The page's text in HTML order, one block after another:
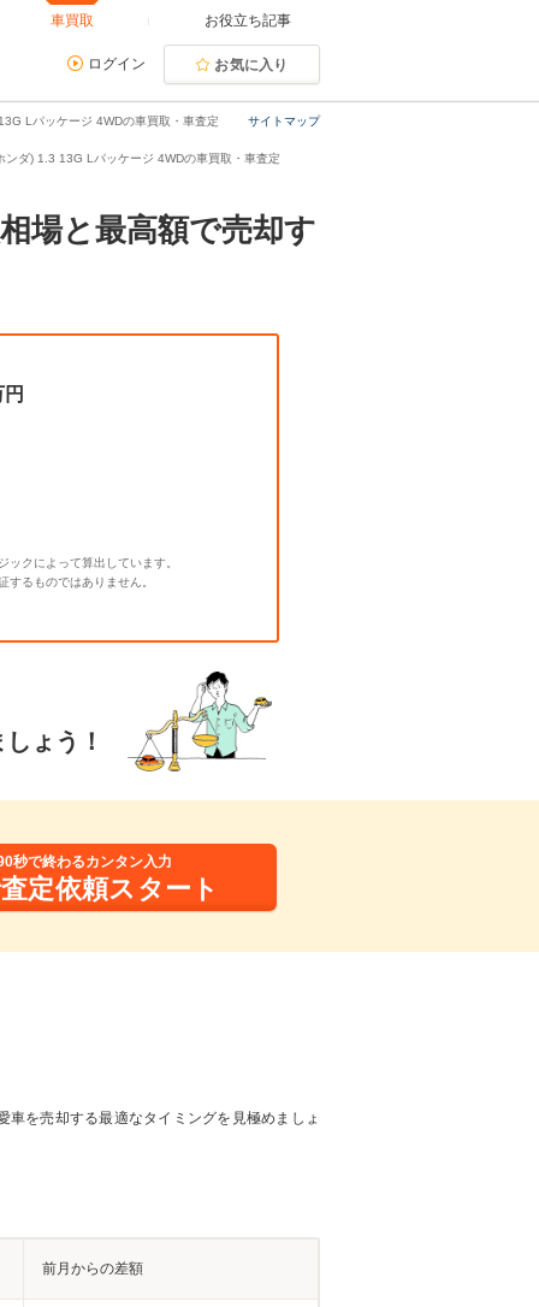
車買取 お役立ち記事
ログイン お気に入り
サイトマップ
Lパッケージ 4WDの車買取・車査定
ンダ) 1.3 13G Lパッケージ 4WDの車買取・車査定
場と最高額で売却す
クによって算出しています。
るものではありません。
しょう！
秒で終わるカンタン入力
定依頼スタート
を売却する最適なタイミングを見極めましょ
前月からの差額